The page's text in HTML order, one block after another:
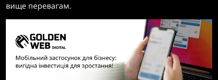
вище перевагам.